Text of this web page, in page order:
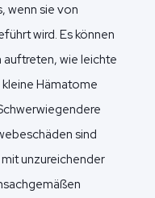
wenn sie von
wird. Es können
wie leichte
Hämatome
sind
unzureichender